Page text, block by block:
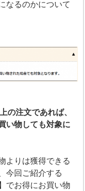
なるのかについて
の注文であれば、
い物しても対象に
よりは獲得できる
今回ご紹介する
でお得にお買い物